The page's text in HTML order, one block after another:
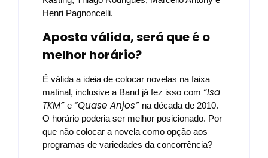
Henri Pagnoncelli.
Aposta válida, será que é o
melhor horário?
É válida a ideia de colocar novelas na faixa
matinal, inclusive a Band já fez isso com “Isa
TKM” e “Quase Anjos” na década de 2010.
O horário poderia ser melhor posicionado. Por
que não colocar a novela como opção aos
programas de variedades da concorrência?